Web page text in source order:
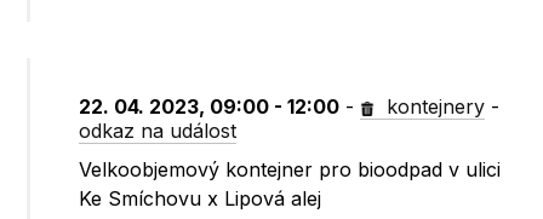
22. 04. 2023, 09:00 - 12:00 - kontejnery -
odkaz na událost
Velkoobjemový kontejner pro bioodpad v ulici
Ke Smíchovu x Lipová alej